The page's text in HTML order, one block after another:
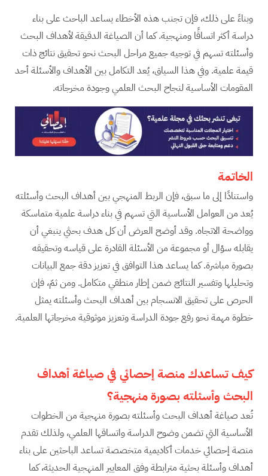
وبناءً على ذلك، فإن تجنب هذه الأخطاء يساعد الباحث على بناء
دراسة أكثر اتساقًا ومنهجية. كما أن الصياغة الدقيقة لأهداف البحث
وأسئلته تسهم في توجيه جميع مراحل البحث نحو تحقيق نتائج ذات
قيمة علمية. وفي هذا السياق، يُعد التكامل بين الأهداف والأسئلة أحد
المقومات الأساسية لنجاح البحث العلمي وجودة مخرجاته.
الخاتمة
واستنادًا إلى ما سبق، فإن الربط المنهجي بين أهداف البحث وأسئلته
يُعد من العوامل الأساسية التي تسهم في بناء دراسة علمية متماسكة
وواضحة الاتجاه. وقد أوضح العرض أن كل هدف بحثي ينبغي أن
يقابله سؤال أو مجموعة من الأسئلة القادرة على قياسه وتحقيقه
بصورة مباشرة. كما يساعد هذا التوافق في تعزيز دقة جمع البيانات
وتحليلها وتفسير النتائج ضمن إطار منطقي متكامل. ومن ثمّ، فإن
الحرص على تحقيق الانسجام بين أهداف البحث وأسئلته يمثل
خطوة مهمة نحو رفع جودة الدراسة وتعزيز موثوقية مخرجاتها العلمية.
كيف تساعدك منصة إحصائي في صياغة أهداف
البحث وأسئلته بصورة منهجية؟
تُعد صياغة أهداف البحث وأسئلته بصورة منهجية من الخطوات
الأساسية التي تضمن وضوح الدراسة واتساقها العلمي، ولذلك تقدم
منصة إحصائي خدمات أكاديمية متخصصة تساعد الباحثين على بناء
أهداف وأسئلة بحثية مترابطة وفق المعايير المنهجية الحديثة، كما